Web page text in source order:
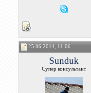
25.06.2014, 11:06
Sunduk
Супер консультант